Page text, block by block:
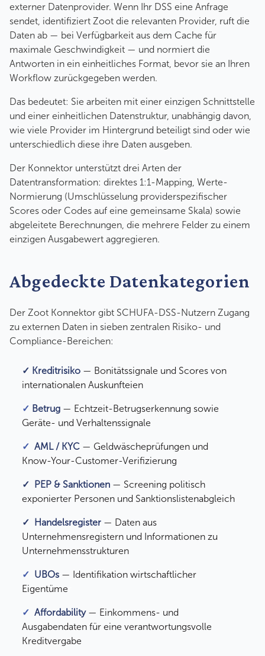
externer Datenprovider. Wenn Ihr DSS eine Anfrage
sendet, identifiziert Zoot die relevanten Provider, ruft die
Daten ab — bei Verfügbarkeit aus dem Cache für
maximale Geschwindigkeit — und normiert die
Antworten in ein einheitliches Format, bevor sie an Ihren
Workflow zurückgegeben werden.
Das bedeutet: Sie arbeiten mit einer einzigen Schnittstelle
und einer einheitlichen Datenstruktur, unabhängig davon,
wie viele Provider im Hintergrund beteiligt sind oder wie
unterschiedlich diese ihre Daten ausgeben.
Der Konnektor unterstützt drei Arten der
Datentransformation: direktes 1:1-Mapping, Werte-
Normierung (Umschlüsselung providerspezifischer
Scores oder Codes auf eine gemeinsame Skala) sowie
abgeleitete Berechnungen, die mehrere Felder zu einem
einzigen Ausgabewert aggregieren.
Abgedeckte Datenkategorien
Der Zoot Konnektor gibt SCHUFA-DSS-Nutzern Zugang
zu externen Daten in sieben zentralen Risiko- und
Compliance-Bereichen:
✓ Kreditrisiko — Bonitätssignale und Scores von
internationalen Auskunfteien
✓ Betrug — Echtzeit-Betrugserkennung sowie
Geräte- und Verhaltenssignale
✓ AML / KYC — Geldwäscheprüfungen und
Know-Your-Customer-Verifizierung
✓ PEP & Sanktionen — Screening politisch
exponierter Personen und Sanktionslistenabgleich
✓ Handelsregister — Daten aus
Unternehmensregistern und Informationen zu
Unternehmensstrukturen
✓ UBOs — Identifikation wirtschaftlicher
Eigentüme
✓ Affordability — Einkommens- und
Ausgabendaten für eine verantwortungsvolle
Kreditvergabe